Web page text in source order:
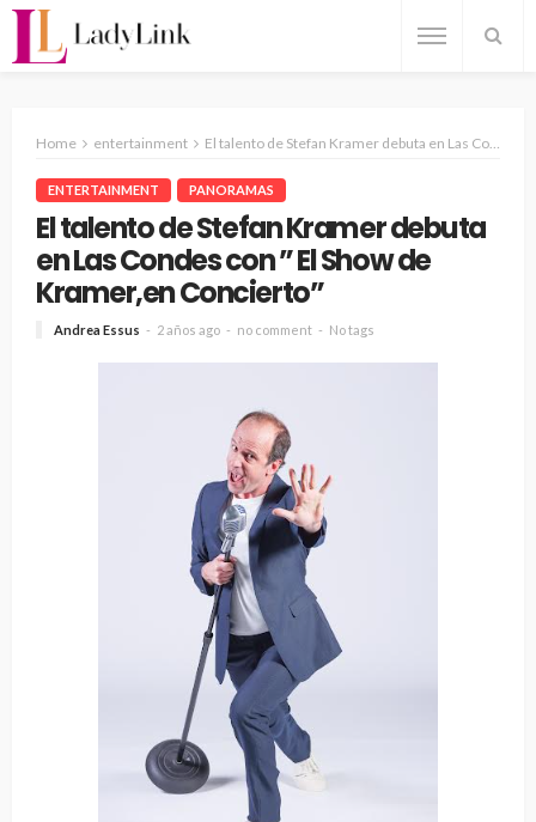
Home entertainment El talento de Stefan Kramer debuta en Las Condes con ” El Show de Kramer,en Concierto”
ENTERTAINMENT PANORAMAS
El talento de Stefan Kramer debuta
en Las Condes con ” El Show de
Kramer,en Concierto”
Andrea Essus 2 años ago no comment No tags